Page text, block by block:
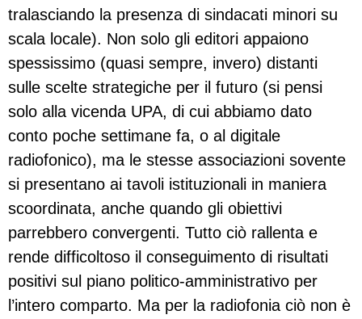
tralasciando la presenza di sindacati minori su
scala locale). Non solo gli editori appaiono
spessissimo (quasi sempre, invero) distanti
sulle scelte strategiche per il futuro (si pensi
solo alla vicenda UPA, di cui abbiamo dato
conto poche settimane fa, o al digitale
radiofonico), ma le stesse associazioni sovente
si presentano ai tavoli istituzionali in maniera
scoordinata, anche quando gli obiettivi
parrebbero convergenti. Tutto ciò rallenta e
rende difficoltoso il conseguimento di risultati
positivi sul piano politico-amministrativo per
l’intero comparto. Ma per la radiofonia ciò non è